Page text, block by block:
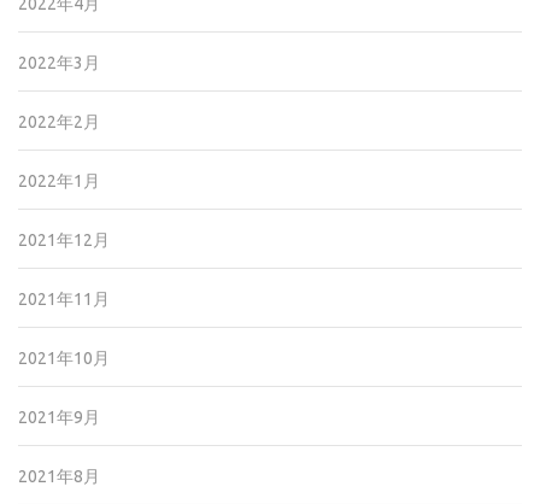
2022年4月
2022年3月
2022年2月
2022年1月
2021年12月
2021年11月
2021年10月
2021年9月
2021年8月